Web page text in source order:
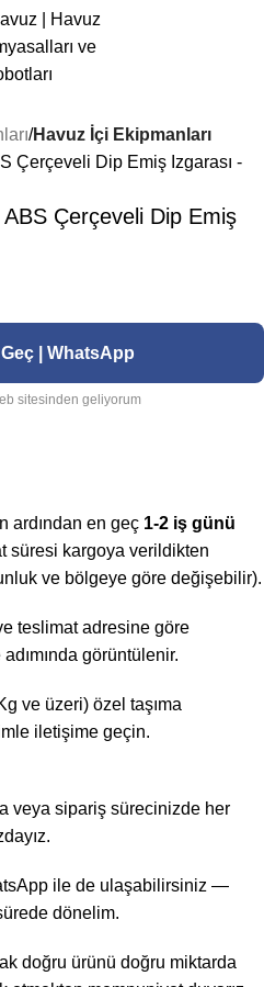
Havuz İçi Ekipmanları
Çerçeveli Dip Emiş
Geç | WhatsApp
sitesinden geliyorum
ardından en geç 1-2 iş günü
süresi kargoya verildikten
ve bölgeye göre değişebilir).
teslimat adresine göre
görüntülenir.
ve üzeri) özel taşıma
iletişime geçin.
veya sipariş sürecinizde her
ile de ulaşabilirsiniz —
dönelim.
doğru ürünü doğru miktarda